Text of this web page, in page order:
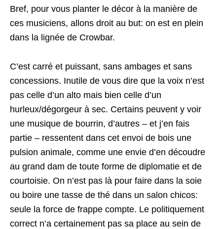
Bref, pour vous planter le décor à la manière de
ces musiciens, allons droit au but: on est en plein
dans la lignée de Crowbar.
C’est carré et puissant, sans ambages et sans
concessions. Inutile de vous dire que la voix n’est
pas celle d’un alto mais bien celle d’un
hurleux/dégorgeur à sec. Certains peuvent y voir
une musique de bourrin, d’autres – et j’en fais
partie – ressentent dans cet envoi de bois une
pulsion animale, comme une envie d’en découdre
au grand dam de toute forme de diplomatie et de
courtoisie. On n’est pas là pour faire dans la soie
ou boire une tasse de thé dans un salon chicos:
seule la force de frappe compte. Le politiquement
correct n’a certainement pas sa place au sein de